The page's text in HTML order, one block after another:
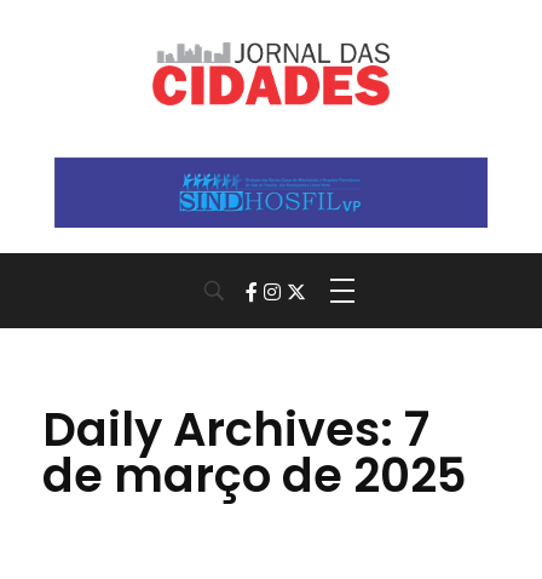
Daily Archives: 7
de março de 2025